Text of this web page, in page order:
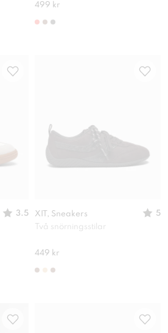
499 kr
3.5
XIT, Sneakers
5
Två snörningsstilar
449 kr